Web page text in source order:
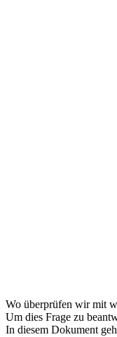
Wo überprüfen wir mit
Um dies Frage zu
In diesem Dokument